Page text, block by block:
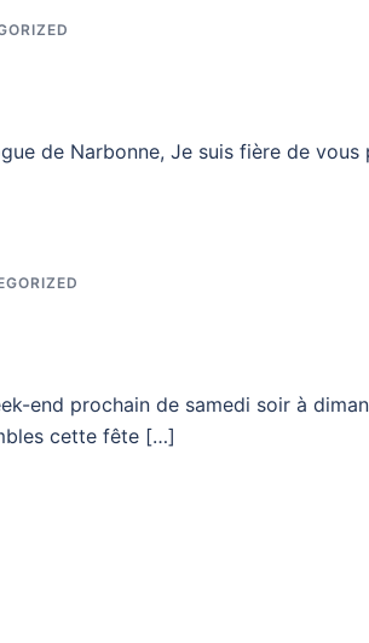
de Narbonne, Je suis fière de vous
end prochain de samedi soir à
cette fête […]